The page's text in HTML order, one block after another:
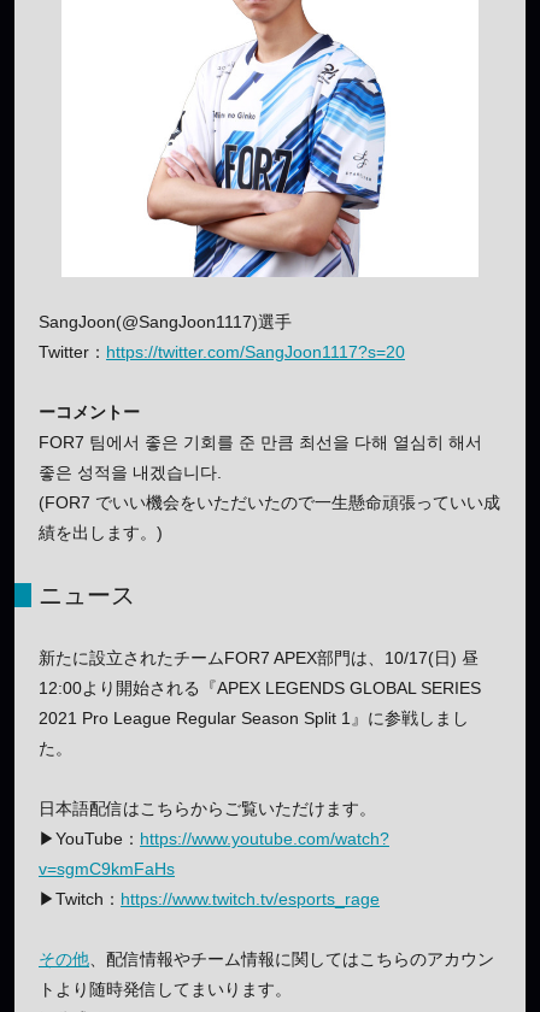
SangJoon(@SangJoon1117)選手
Twitter： https://twitter.com/SangJoon1117?s=20
ーコメントー
FOR7 팀에서 좋은 기회를 준 만큼 최선을 다해 열심히 해서
좋은 성적을 내겠습니다.
(FOR7 でいい機会をいただいたので一生懸命頑張っていい成
績を出します。)
ニュース
新たに設立されたチームFOR7 APEX部門は、10/17(日) 昼
12:00より開始される『APEX LEGENDS GLOBAL SERIES
2021 Pro League Regular Season Split 1』に参戦しまし
た。
日本語配信はこちらからご覧いただけます。
▶︎YouTube： https://www.youtube.com/watch?
v=sgmC9kmFaHs
▶︎Twitch： https://www.twitch.tv/esports_rage
その他 、配信情報やチーム情報に関してはこちらのアカウン
トより随時発信してまいります。